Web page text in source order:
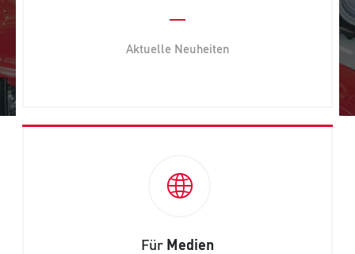
Aktuelle Neuheiten
Für Medien